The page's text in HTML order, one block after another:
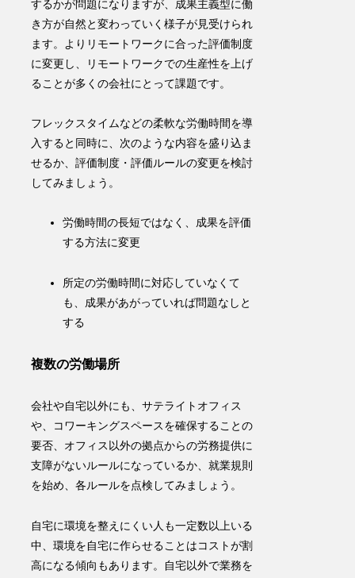
するかが問題になりますが、成果主義型に働
き方が自然と変わっていく様子が見受けられ
ます。 より リモートワークに合った評価制度
に変更し、リモートワークでの生産性を上げ
ることが多くの会社にとって課題です。
フレックスタイムなどの柔軟な労働時間を導
入すると同時に、次のような内容を盛り込ま
せるか、評価制度・評価ルールの変更を検討
してみましょう。
労働時間の長短ではなく、 成果を評価
する方法に変更
所定の労働時間に対応していなくて
も、成果があがっていれば問題なしと
する
複数の労働場所
会社や自宅以外にも、サテライトオフィス
や、コワーキングスペースを確保することの
要否、 オフィス以外の拠点からの労務提供に
支障がないルールになっているか、就業規則
を始め、各ルールを点検してみましょう。
自宅に環境を整えにくい人も一定数以上いる
中、環境を自宅に作らせることはコストが割
高になる傾向もあります。自宅以外で業務を